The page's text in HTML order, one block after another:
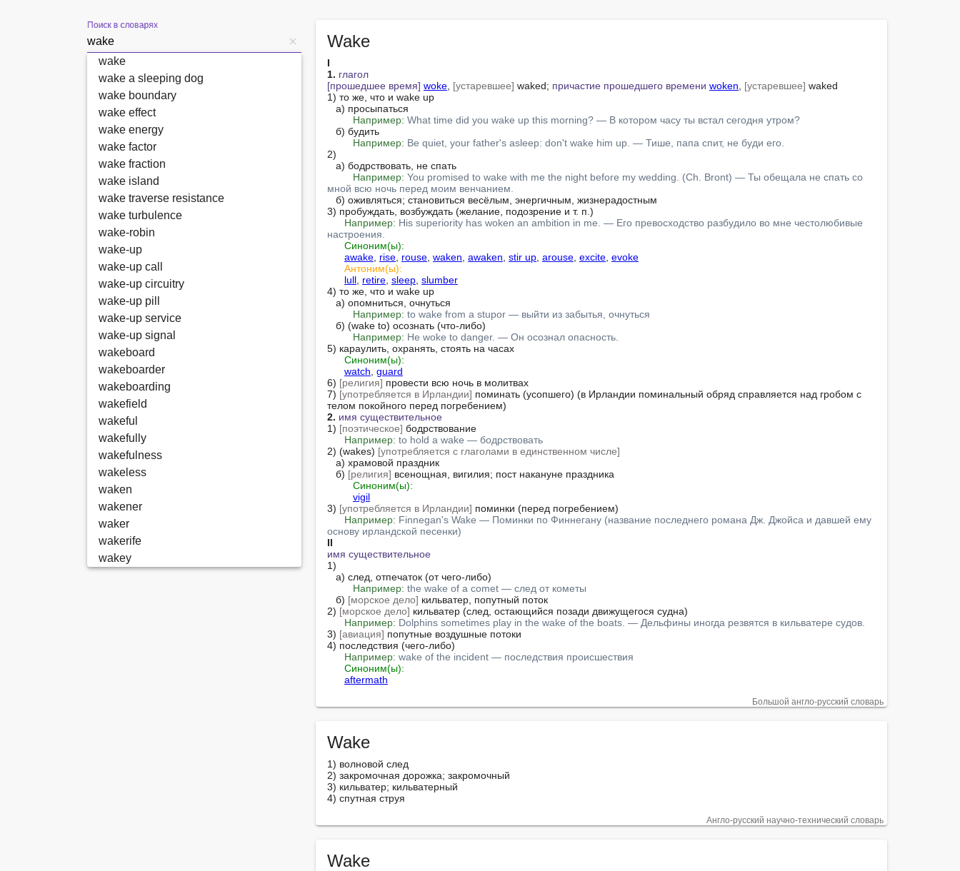
Поиск в словарях
Wake
I
1. глагол
[прошедшее время] woke [устаревшее] waked; причастие прошедшего времени woken [устаревшее] waked
1) то же, что и wake up
Например: What time did you wake up this morning? — В котором часу ты встал сегодня утром?
Например: Be quiet, your father's asleep: don't wake him up. — Тише, папа спит, не буди его.
2)
Например: You promised to wake with me the night before my wedding. (Ch. Bront) — Ты обещала не спать со
мной всю ночь перед моим венчанием.
3) пробуждать, возбуждать (желание, подозрение и т. п.)
Например: His superiority has woken an ambition in me. — Его превосходство разбудило во мне честолюбивые
настроения.
Синоним(ы):
awake rise rouse waken awaken stir up arouse excite evoke
Антоним(ы):
lull retire sleep slumber
4) то же, что и wake up
Например: to wake from a stupor — выйти из забытья, очнуться
Например: He woke to danger. — Он осознал опасность.
5) караулить, охранять, стоять на часах
Синоним(ы):
watch guard
6) [религия] провести всю ночь в молитвах
7) [употребляется в Ирландии] поминать (усопшего) (в Ирландии поминальный обряд справляется над гробом с
2. имя существительное
1) [поэтическое] бодрствование
Например: to hold a wake — бодрствовать
2) (wakes) [употребляется с глаголами в единственном числе]
   б)
[религия] всенощная, вигилия; пост накануне праздника
Синоним(ы):
vigil
3) [употребляется в Ирландии] поминки (перед погребением)
Например: Finnegan's Wake — Поминки по Финнегану (название последнего романа Дж. Джойса и давшей ему
основу ирландской песенки)
II
имя существительное
1)
Например: the wake of a comet — след от кометы
   б)
[морское дело] кильватер, попутный поток
2) [морское дело] кильватер (след, остающийся позади движущегося судна)
Например: Dolphins sometimes play in the wake of the boats. — Дельфины иногда резвятся в кильватере судов.
3) [авиация] попутные воздушные потоки
4) последствия (чего-либо)
Например: wake of the incident — последствия происшествия
Синоним(ы):
aftermath
Большой англо-русский словарь
Wake
1) волновой след
2) закромочная дорожка; закромочный
3) кильватер; кильватерный
4) спутная струя
Англо-русский научно-технический словарь
Wake
wake
wake a sleeping dog
wake boundary
wake effect
wake energy
wake factor
wake fraction
wake island
wake traverse resistance
wake turbulence
wake-robin
wake-up
wake-up call
wake-up circuitry
wake-up pill
wake-up service
wake-up signal
wakeboard
wakeboarder
wakeboarding
wakefield
wakeful
wakefully
wakefulness
wakeless
waken
wakener
waker
wakerife
wakey